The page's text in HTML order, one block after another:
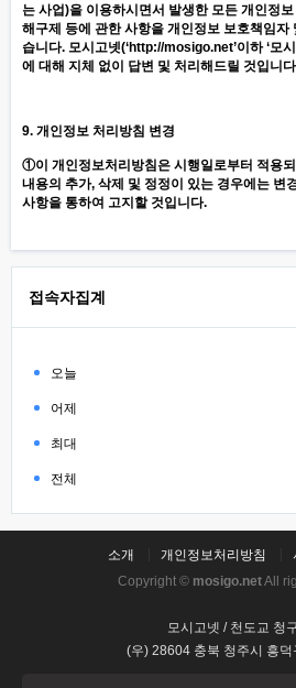
는 사업)을 이용하시면서 발생한 모든 개인정
해구제 등에 관한 사항을 개인정보 보호책임자
습니다. 모시고넷(‘http://mosigo.net’이하 ‘모
에 대해 지체 없이 답변 및 처리해드릴 것입니
9. 개인정보 처리방침 변경
①이 개인정보처리방침은 시행일로부터 적용
내용의 추가, 삭제 및 정정이 있는 경우에는 변
사항을 통하여 고지할 것입니다.
접속자집계
오늘
어제
최대
전체
소개 개인정보처리방침
Copyright © mosigo.netAll
모시고넷 / 천도교 청
(우) 28604 충북 청주시 흥덕